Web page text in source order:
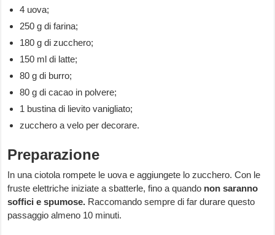
4 uova;
250 g di farina;
180 g di zucchero;
150 ml di latte;
80 g di burro;
80 g di cacao in polvere;
1 bustina di lievito vanigliato;
zucchero a velo per decorare.
Preparazione
In una ciotola rompete le uova e aggiungete lo zucchero. Con le
fruste elettriche iniziate a sbatterle, fino a quando non saranno
soffici e spumose. Raccomando sempre di far durare questo
passaggio almeno 10 minuti.